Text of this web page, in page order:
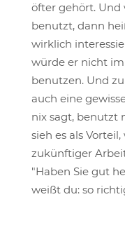
öfter gehört. Und
benutzt, dann
wirklich
würde er nicht
benutzen. Und
auch eine
nix sagt, benutzt
sieh es als
zukünftiger
"Haben Sie gut
weißt du: so